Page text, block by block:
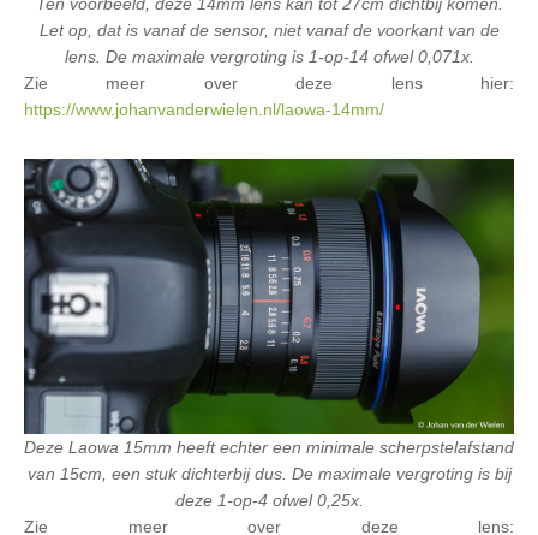
Let op, dat is vanaf de sensor, niet vanaf de voorkant van de
lens. De maximale vergroting is 1-op-14 ofwel 0,071x.
Zie meer over deze lens hier:
https://www.johanvanderwielen.nl/laowa-14mm/
Deze Laowa 15mm heeft echter een minimale scherpstelafstand
van 15cm, een stuk dichterbij dus. De maximale vergroting is bij
deze 1-op-4 ofwel 0,25x.
Zie meer over deze lens: